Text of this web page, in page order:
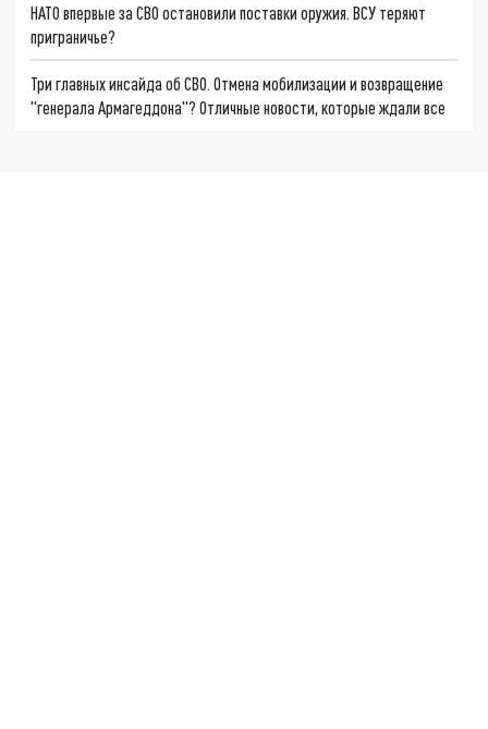
НАТО впервые за СВО остановили поставки оружия. ВСУ теряют
приграничье?
Три главных инсайда об СВО. Отмена мобилизации и возвращение
"генерала Армагеддона"? Отличные новости, которые ждали все